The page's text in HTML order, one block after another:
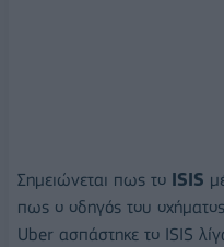
Σημειώνεται πως το ISIS
πως ο οδηγός του
Uber ασπάστηκε το ISIS